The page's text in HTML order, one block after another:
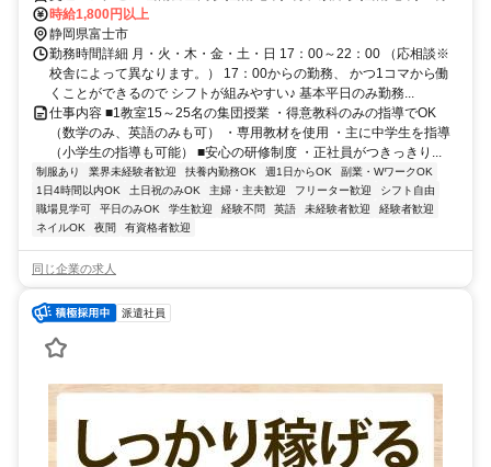
時給1,800円以上
静岡県富士市
勤務時間詳細 月・火・木・金・土・日 17：00～22：00 （応相談※
校舎によって異なります。） 17：00からの勤務、 かつ1コマから働
くことができるので シフトが組みやすい♪ 基本平日のみ勤務...
仕事内容 ■1教室15～25名の集団授業 ・得意教科のみの指導でOK
（数学のみ、英語のみも可） ・専用教材を使用 ・主に中学生を指導
（小学生の指導も可能） ■安心の研修制度 ・正社員がつきっきり...
制服あり 業界未経験者歓迎 扶養内勤務OK 週1日からOK
副業・WワークOK
1日4時間以内OK
土日祝のみOK 主婦・主夫歓迎 フリーター歓迎
シフト自由
職場見学可
平日のみOK 学生歓迎 経験不問 英語 未経験者歓迎
経験者歓迎
ネイルOK
夜間 有資格者歓迎
同じ企業の求人
派遣社員